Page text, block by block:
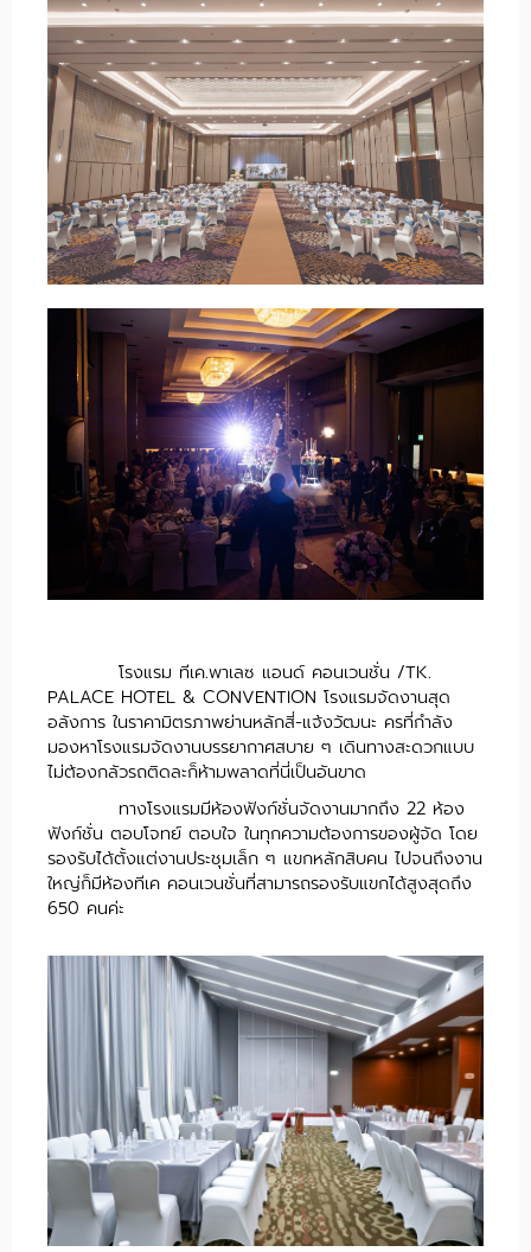
โรงแรม ทีเค.พาเลซ แอนด์ คอนเวนชั่น /TK.
PALACE HOTEL & CONVENTION โรงแรมจัดงานสุด
อลังการ ในราคามิตรภาพย่านหลักสี่-แจ้งวัฒนะ ครที่กำลัง
มองหาโรงแรมจัดงานบรรยากาศสบาย ๆ เดินทางสะดวกแบบ
ไม่ต้องกลัวรถติดละก็ห้ามพลาดที่นี่เป็นอันขาด
ทางโรงแรมมีห้องฟังก์ชั่นจัดงานมากถึง 22 ห้อง
ฟังก์ชั่น ตอบโจทย์ ตอบใจ ในทุกความต้องการของผู้จัด โดย
รองรับได้ตั้งแต่งานประชุมเล็ก ๆ แขกหลักสิบคน ไปจนถึงงาน
ใหญ่ก็มีห้องทีเค คอนเวนชั่นที่สามารถรองรับแขกได้สูงสุดถึง
650 คนค่ะ